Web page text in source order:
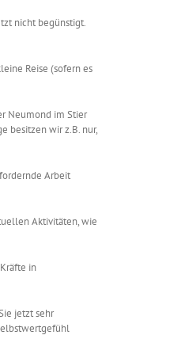
nicht begünstigt.
Reise (sofern es
Neumond im Stier
besitzen wir z.B. nur,
Arbeit
Aktivitäten, wie
in
jetzt sehr